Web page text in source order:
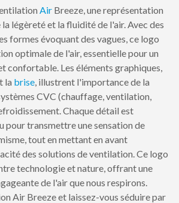
Air Breeze, une représentation
légèreté et la fluidité de l'air. Avec des
formes évoquant des vagues, ce logo
optimale de l'air, essentielle pour un
confortable. Les éléments graphiques,
la brise, illustrent l'importance de la
CVC (chauffage, ventilation,
Chaque détail est
pour transmettre une sensation de
tout en mettant en avant
des solutions de ventilation. Ce logo
technologie et nature, offrant une
de l'air que nous respirons.
Air Breeze et laissez-vous séduire par